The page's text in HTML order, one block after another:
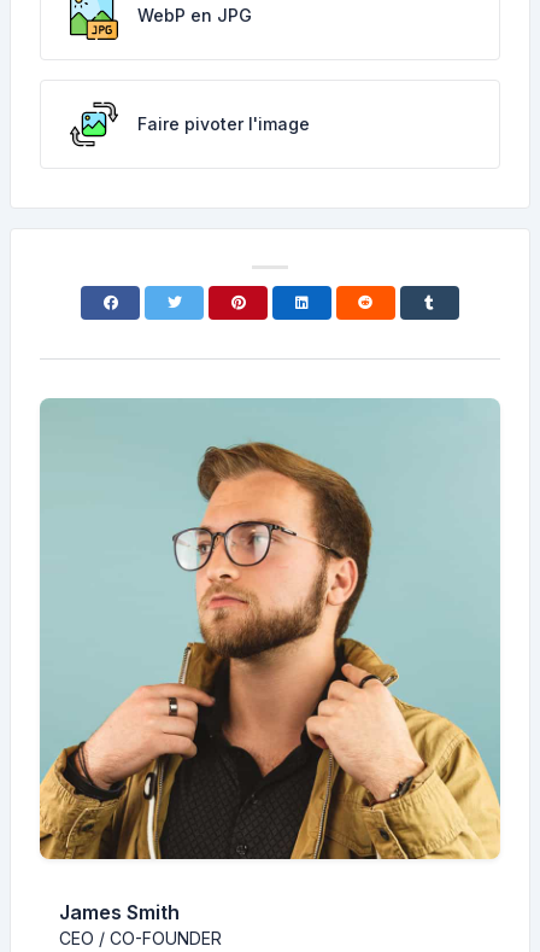
WebP en JPG
Faire pivoter l'image
James Smith
CEO / CO-FOUNDER